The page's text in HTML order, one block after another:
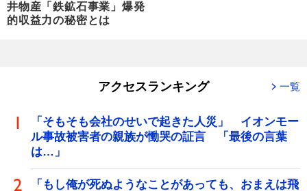
井物産「鉄鉱石事業」爆発
的収益力の秘密とは
アクセスランキング 一覧
「そもそも会社のせいで起きた人災」 イオンモー
ル事故被害者の親族が慟哭の証言 「最後の言葉
は…」
「もし俺が死ぬようなことがあっても、おまえは飛